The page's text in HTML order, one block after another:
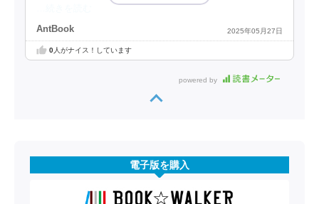
AntBook 2025年05月27日
0人がナイス！しています
powered by
電子版を購入